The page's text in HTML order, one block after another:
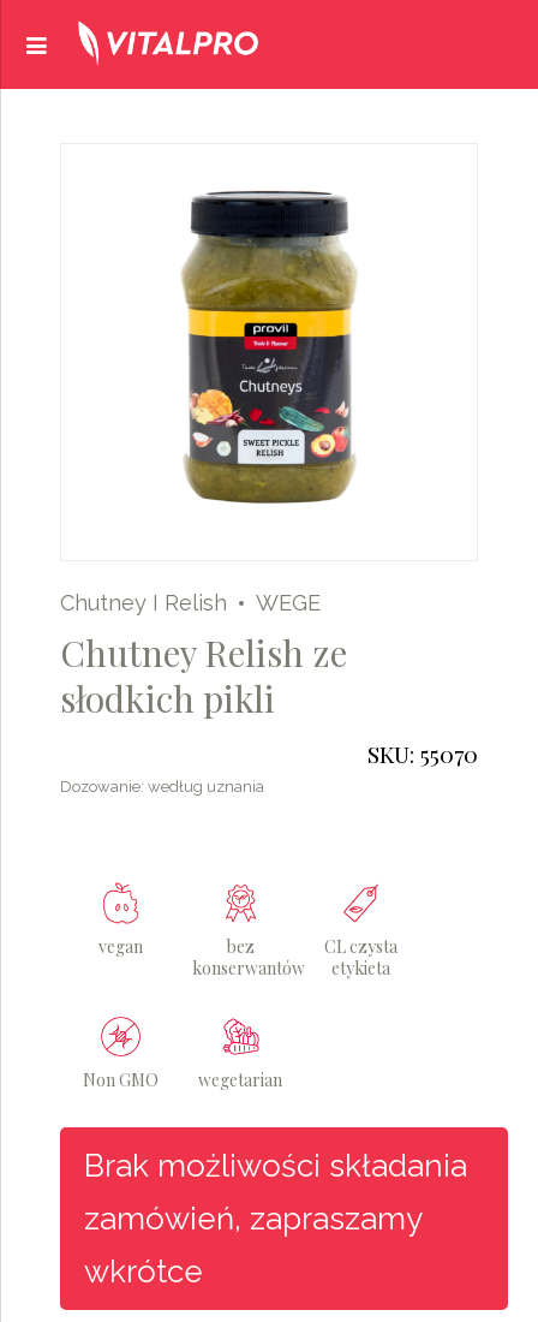
Chutney I Relish WEGE
Chutney Relish ze
słodkich pikli
SKU: 55070
Dozowanie: według uznania
vegan
bez
konserwantów
CL czysta
etykieta
Non GMO wegetarian